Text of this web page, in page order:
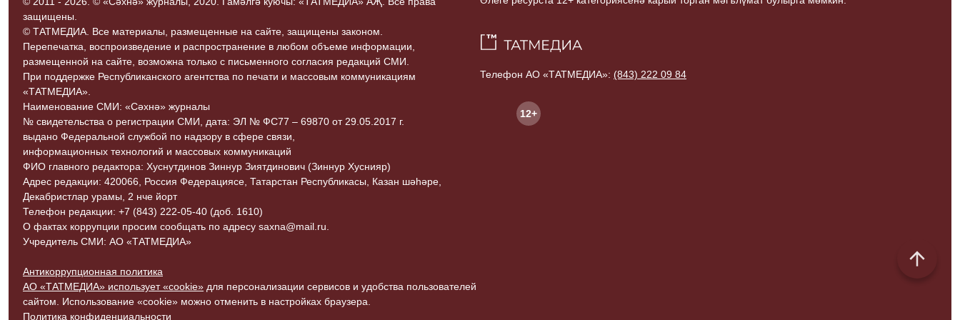
защищены.
© ТАТМЕДИА. Все материалы, размещенные на сайте, защищены законом.
Перепечатка, воспроизведение и распространение в любом объеме информации,
размещенной на сайте, возможна только с письменного согласия редакций СМИ.
При поддержке Республиканского агентства по печати и массовым коммуникациям
«ТАТМЕДИА».
Наименование СМИ: «Сәхнә» журналы
№ свидетельства о регистрации СМИ, дата: ЭЛ № ФС77 – 69870 от 29.05.2017 г.
выдано Федеральной службой по надзору в сфере связи,
информационных технологий и массовых коммуникаций
ФИО главного редактора: Хуснутдинов Зиннур Зиятдинович (Зиннур Хуснияр)
Адрес редакции: 420066, Россия Федерациясе, Татарстан Республикасы, Казан шәһәре,
Декабристлар урамы, 2 нче йорт
Телефон редакции: +7 (843) 222-05-40 (доб. 1610)
О фактах коррупции просим сообщать по адресу saxna@mail.ru.
Учредитель СМИ: АО «ТАТМЕДИА»
Антикоррупционная политика
АО «ТАТМЕДИА» использует «cookie» для персонализации сервисов и удобства пользователей
сайтом. Использование «cookie» можно отменить в настройках браузера.
Политика конфиденциальности
Телефон АО «ТАТМЕДИА»: (843) 222 09 84
12+